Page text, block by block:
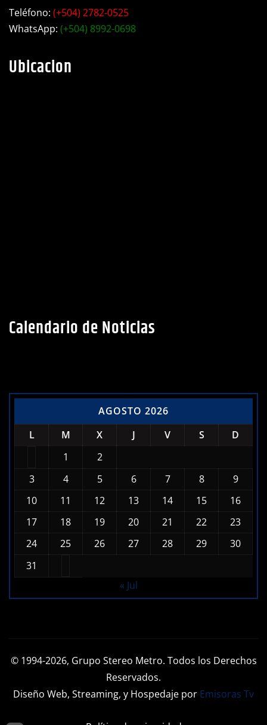
Teléfono: (+504) 2782-0525
WhatsApp: (+504) 8992-0698
Ubicacion
Calendario de Noticias
AGOSTO 2026
L
M X J V S
D
1
2
3
4 5 6 7 8
9
10
11 12 13 14 15
16
17
18 19 20 21 22
23
24
25 26 27 28 29
30
31
« Jul
© 1994-2026, Grupo Stereo Metro. Todos los Derechos
Reservados.
Diseño Web, Streaming, y Hospedaje por Emisoras Tv